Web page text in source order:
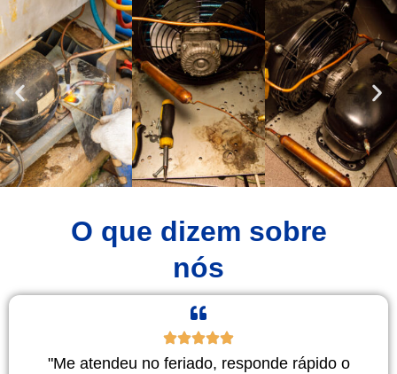
O que dizem sobre
nós
"Me atendeu no feriado, responde rápido o